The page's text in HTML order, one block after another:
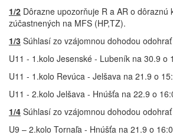
1/2 Dôrazne upozorňuje R a AR o dôraznú
zúčastnených na MFS (HP,TZ).
1/3 Súhlasí zo vzájomnou dohodou
U11 - 1.kolo Jesenské - Lubeník na 30.9 o
U11 - 1.kolo Revúca - Jelšava na 21.9 o
U11 - 2.kolo Jelšava - Hnúšťa na 22.9 o
1/4 Súhlasí zo vzájomnou dohodou
U9 – 2.kolo Tornaľa - Hnúšťa na 21.9 o